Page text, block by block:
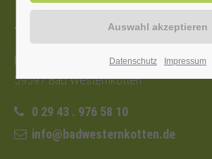
Tourist-Information
Nordstraße 2b
59597 Bad Westernkotten
0 29 43 . 976 58 10
info@badwesternkotten.de
Datenschutz Impressum